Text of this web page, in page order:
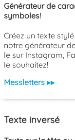
Générateur de
symboles!
Créez un texte
notre générateur
le sur Instagram,
le souhaitez!
Messletters ▸▸
Texte inversé